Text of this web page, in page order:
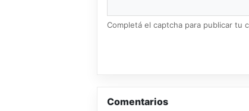
Completá el captcha para publicar tu
Comentarios